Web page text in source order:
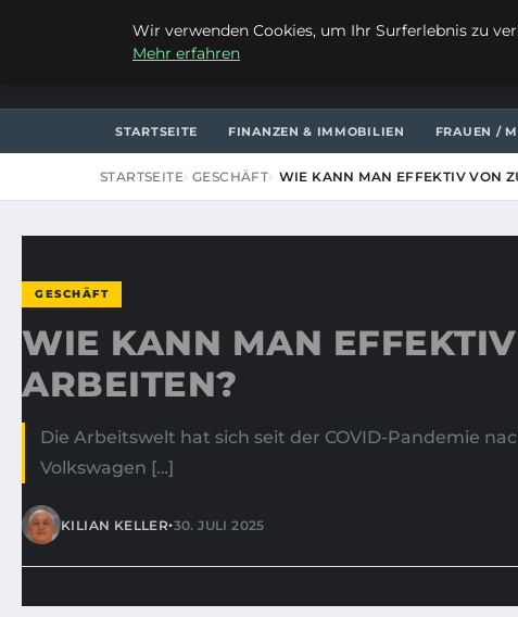
STARTSEITE FINANZEN & IMMOBILIEN FRAUEN /
STARTSEITE GESCHÄFT WIE KANN MAN EFFEKTIV VON
GESCHÄFT
WIE KANN MAN
ARBEITEN?
Die Arbeitswelt hat sich seit der COVID-Pandemie
Volkswagen […]
KILIAN KELLER•30. JULI 2025
Wir verwenden Cookies, um Ihr Surferlebnis zu
Mehr erfahren